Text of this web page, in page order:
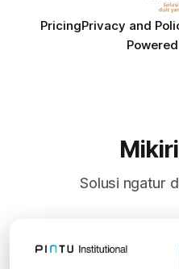
PricingPrivacy and
Solusi ngatur